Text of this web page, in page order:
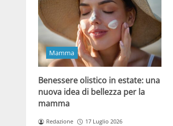
Mamma
Benessere olistico in estate: una
nuova idea di bellezza per la
mamma
Redazione 17 Luglio 2026